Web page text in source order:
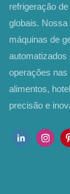
refrigeração
globais. Nossa
máquinas de
automatizados
operações
alimentos,
precisão e